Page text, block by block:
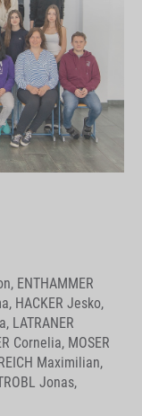
ENTHAMMER
HACKER Jesko,
LATRANER
Cornelia, MOSER
Maximilian,
Jonas,